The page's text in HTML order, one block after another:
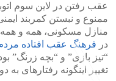
عقب رفتن در لاین سوم
ممنوع و نبستن کمربند
منازل مسکونی، همه و
در فرهنگ عقب افتاده مردم
“تیز بازی” و “بچه زرنگ”
تغییر اینگونه رفتارهای